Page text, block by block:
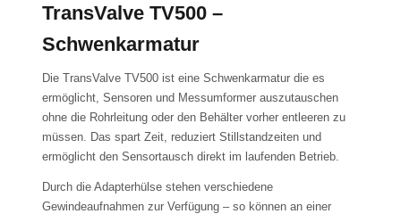
TransValve TV500 –
Schwenkarmatur
Die TransValve TV500 ist eine Schwenkarmatur die es
ermöglicht, Sensoren und Messumformer auszutauschen
ohne die Rohrleitung oder den Behälter vorher entleeren zu
müssen. Das spart Zeit, reduziert Stillstandzeiten und
ermöglicht den Sensortausch direkt im laufenden Betrieb.
Durch die Adapterhülse stehen verschiedene
Gewindeaufnahmen zur Verfügung – so können an einer